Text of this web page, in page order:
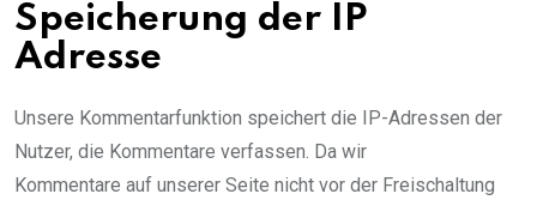
Speicherung der IP
Adresse
Unsere Kommentarfunktion speichert die IP-Adressen der
Nutzer, die Kommentare verfassen. Da wir
Kommentare auf unserer Seite nicht vor der Freischaltung